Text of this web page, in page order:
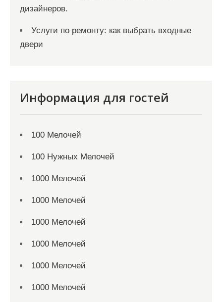
дизайнеров.
Услуги по ремонту: как выбрать входные
двери
Информация для гостей
100 Мелочей
100 Нужных Мелочей
1000 Мелочей
1000 Мелочей
1000 Мелочей
1000 Мелочей
1000 Мелочей
1000 Мелочей